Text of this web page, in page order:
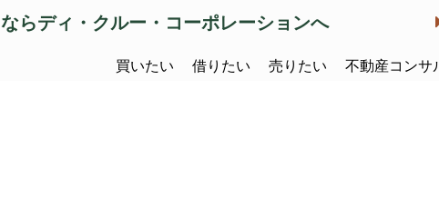
らディ・クルー・コーポレーションへ
買いたい 借りたい 売りたい 不動産コンサ